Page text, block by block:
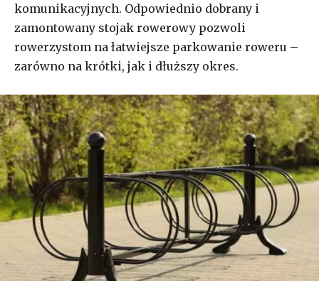
komunikacyjnych. Odpowiednio dobrany i
zamontowany stojak rowerowy pozwoli
rowerzystom na łatwiejsze parkowanie roweru –
zarówno na krótki, jak i dłuższy okres.